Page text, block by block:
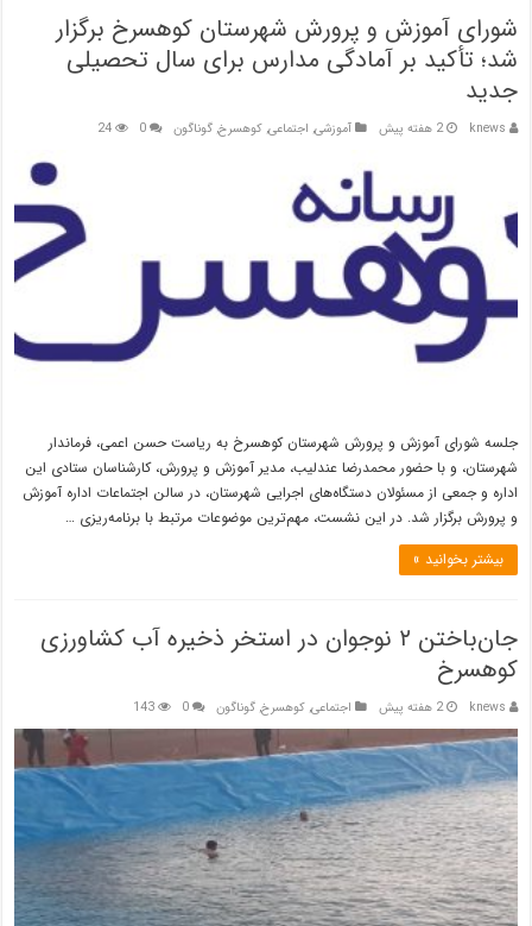
شورای آموزش و پرورش شهرستان کوهسرخ برگزار
شد؛ تأکید بر آمادگی مدارس برای سال تحصیلی
جدید
knews 2 هفته پیش آموزشی, اجتماعی,کوهسرخ,گوناگون 0
24
جلسه شورای آموزش و پرورش شهرستان کوهسرخ به ریاست حسن اعمی، فرماندار
شهرستان، و با حضور محمدرضا عندلیب، مدیر آموزش و پرورش، کارشناسان ستادی این
اداره و جمعی از مسئولان دستگاه‌های اجرایی شهرستان، در سالن اجتماعات اداره آموزش
و پرورش برگزار شد. در این نشست، مهم‌ترین موضوعات مرتبط با برنامه‌ریزی …
بیشتر بخوانید »
جان‌باختن ۲ نوجوان در استخر ذخیره آب کشاورزی
کوهسرخ
knews 2 هفته پیش اجتماعی,کوهسرخ,گوناگون 0
143